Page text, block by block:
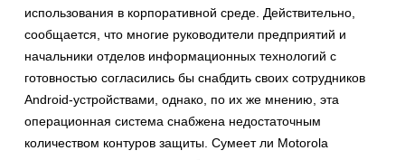
использования в корпоративной среде. Действительно,
сообщается, что многие руководители предприятий и
начальники отделов информационных технологий с
готовностью согласились бы снабдить своих сотрудников
Android-устройствами, однако, по их же мнению, эта
операционная система снабжена недостаточным
количеством контуров защиты. Сумеет ли Motorola